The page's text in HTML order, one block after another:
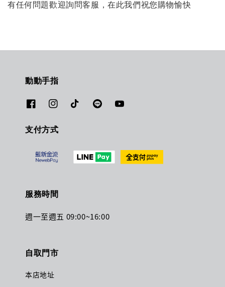
有任何問題歡迎詢問客服，在此我們祝您購物愉快
動動手指
支付方式
服務時間
週一至週五 09:00~16:00
自取門市
本店地址